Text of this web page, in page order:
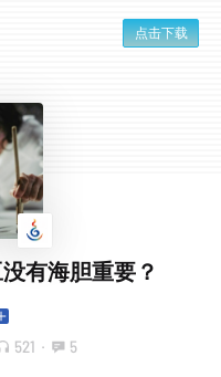
点击下载
有海胆重要？
521 · 5